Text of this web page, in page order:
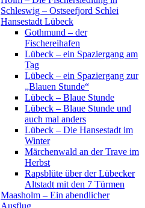
Schleswig – Ostseefjord Schlei
Hansestadt Lübeck
Gothmund – der
Fischereihafen
Lübeck – ein Spaziergang am
Tag
Lübeck – ein Spaziergang zur
„Blauen Stunde“
Lübeck – Blaue Stunde
Lübeck – Blaue Stunde und
auch mal anders
Lübeck – Die Hansestadt im
Winter
Märchenwald an der Trave im
Herbst
Rapsblüte über der Lübecker
Altstadt mit den 7 Türmen
Maasholm – Ein abendlicher
Ausflug